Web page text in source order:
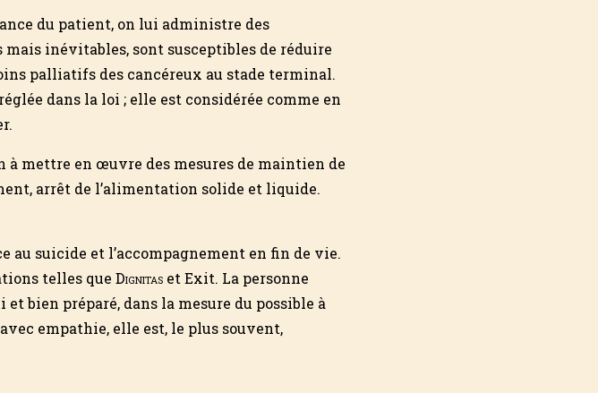
du patient, on lui administre des
inévitables, sont susceptibles de réduire
palliatifs des cancéreux au stade terminal.
dans la loi ; elle est considérée comme en
à mettre en œuvre des mesures de maintien de
arrêt de l’alimentation solide et liquide.
au suicide et l’accompagnement en fin de vie.
telles que Dignitas et Exit. La personne
bien préparé, dans la mesure du possible à
empathie, elle est, le plus souvent,